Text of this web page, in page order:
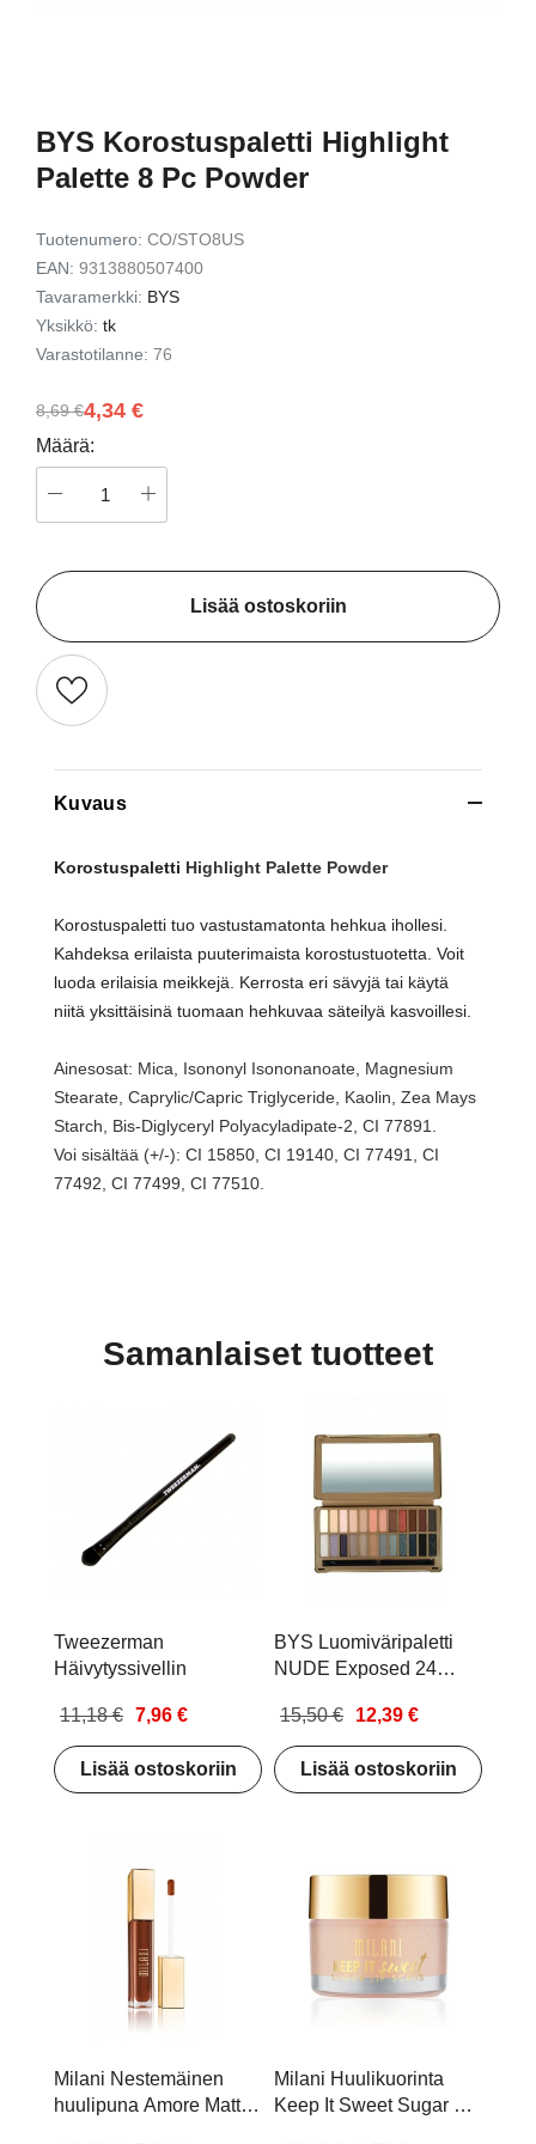
BYS Korostuspaletti Highlight
Palette 8 Pc Powder
Tuotenumero: CO/STO8US
EAN: 9313880507400
Tavaramerkki: BYS
Yksikkö: tk
Varastotilanne: 76
4,34 €
8,69 €
Määrä:
Lisää ostoskoriin
Kuvaus
Korostuspaletti Highlight Palette Powder
Korostuspaletti tuo vastustamatonta hehkua ihollesi.
Kahdeksa erilaista puuterimaista korostustuotetta. Voit
luoda erilaisia meikkejä. Kerrosta eri sävyjä tai käytä
niitä yksittäisinä tuomaan hehkuvaa säteilyä kasvoillesi.
Ainesosat: Mica, Isononyl Isononanoate, Magnesium
Stearate, Caprylic/Capric Triglyceride, Kaolin, Zea Mays
Starch, Bis-Diglyceryl Polyacyladipate-2, CI 77891.
Voi sisältää (+/-): CI 15850, CI 19140, CI 77491, CI
77492, CI 77499, CI 77510.
Samanlaiset tuotteet
Tweezerman
Häivytyssivellin
11,18 € 7,96 €
Lisää ostoskoriin
BYS Luomiväripaletti
NUDE Exposed 24
15,50 €
12,39 €
Lisää ostoskoriin
Milani Nestemäinen
huulipuna Amore Matte
Milani Huulikuorinta
Keep It Sweet Sugar Lip